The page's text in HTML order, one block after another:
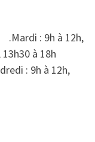
: 9h à 12h,
à 18h
: 9h à 12h,
17h